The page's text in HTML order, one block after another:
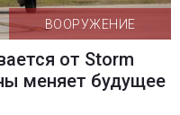
ВООРУЖЕНИЕ
от Storm
меняет будущее